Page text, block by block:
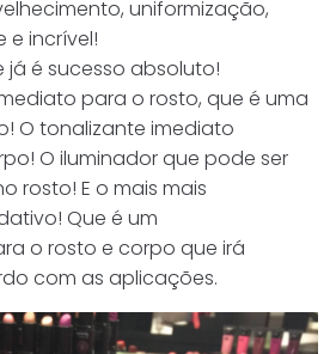
uniformização,
incrível!
já é sucesso absoluto!
para o rosto, que é uma
O tonalizante imediato
O iluminador que pode ser
rosto! E o mais mais
Que é um
o rosto e corpo que irá
com as aplicações.